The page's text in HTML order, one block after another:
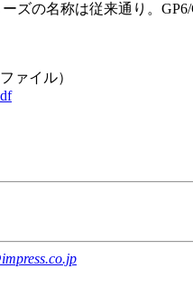
ズの名称は従来通り。
ァイル）